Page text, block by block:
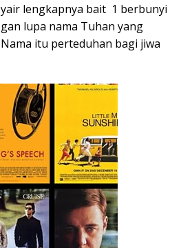
lengkapnya bait 1 berbunyi
lupa nama Tuhan yang
itu perteduhan bagi jiwa